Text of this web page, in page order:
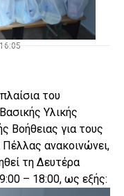
του
Υλικής
Βοήθειας για τους
ανακοινώνει,
τη Δευτέρα
– 18:00, ως εξής: